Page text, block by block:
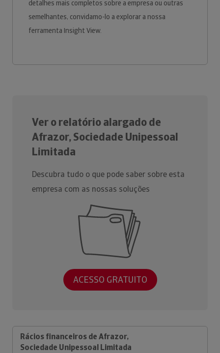
detalhes mais completos sobre a empresa ou outras
semelhantes, convidamo-lo a explorar a nossa
ferramenta Insight View.
Ver o relatório alargado de
Afrazor, Sociedade Unipessoal
Limitada
Descubra tudo o que pode saber sobre esta
empresa com as nossas soluções
ACESSO GRATUITO
Rácios financeiros de Afrazor,
Sociedade Unipessoal Limitada